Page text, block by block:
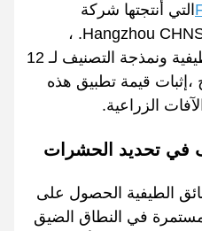
التي أنتجتها شركة
Hangzhou CHNSpec Technology Co., Ltd. ،
أجريت تحليل الخصائص الطيفية ونمذجة التصنيف لـ 12
قيمة تطبيق هذه
الزراعية.
في تحديد الحشرات
الطيفية الحصول على
في النطاق الضيق